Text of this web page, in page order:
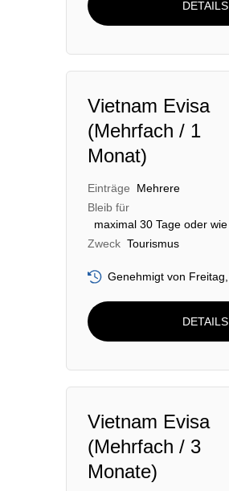
Vietnam Evisa
(Mehrfach / 1
Monat)
Einträge
Mehrere
Bleib für
maximal 30 Tage oder
Zweck Tourismus
Genehmigt von
Vietnam Evisa
(Mehrfach / 3
Monate)